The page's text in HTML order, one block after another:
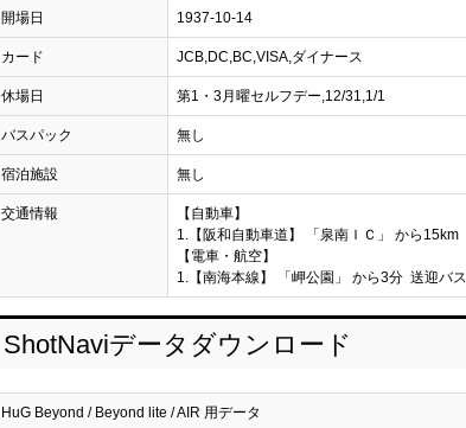
開場日 1937-10-14
カード JCB,DC,BC,VISA,ダイナース
休場日 第1・3月曜セルフデー,12/31,1/1
バスパック 無し
宿泊施設 無し
交通情報
【自動車】
1.【阪和自動車道】 「泉南ＩＣ」 から15km
【電車・航空】
1.【南海本線】 「岬公園」 から3分 送迎バ
ShotNaviデータダウンロード
HuG Beyond / Beyond lite / AIR 用データ